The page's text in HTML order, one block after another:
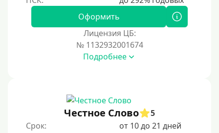
Онлайн на карту в Telegram
Без списания денег с карты
Денежным переводом
На Яндекс Деньги
Без привязки карты
Оформить
Лицензия ЦБ:
№ 1132932001674
Подробнее
Честное Слово
5
Срок:
от 10 до 21 дней